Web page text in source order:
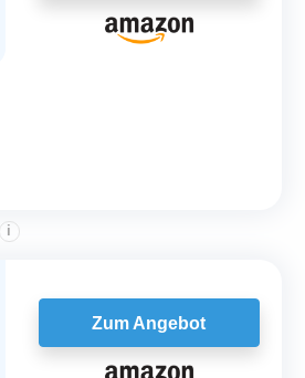
i
Zum Angebot